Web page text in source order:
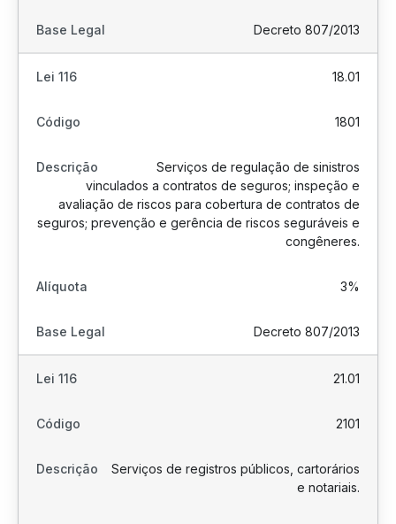
Decreto 807/2013
18.01
1801
Serviços de regulação de sinistros
vinculados a contratos de seguros; inspeção e
avaliação de riscos para cobertura de contratos de
seguros; prevenção e gerência de riscos seguráveis e
congêneres.
3%
Decreto 807/2013
21.01
2101
Serviços de registros públicos, cartorários
e notariais.